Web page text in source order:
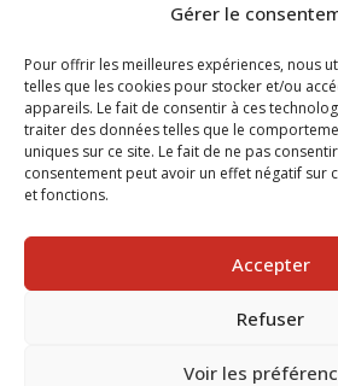
Gérer le
Pour offrir les meilleures expériences, nous
telles que les cookies pour stocker et/ou
appareils. Le fait de consentir à ces
traiter des données telles que le
uniques sur ce site. Le fait de ne pas
consentement peut avoir un effet négatif sur
et fonctions.
Accepter
Refuser
Voir les
Samedi : Fermé
Dimanche : Fermé
© 2025 Nouvel R Formation - TOUS
SITE RÉALISÉ PAR :